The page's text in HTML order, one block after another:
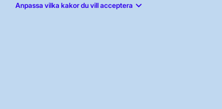
Anpassa vilka kakor du vill acceptera keyboard_arrow_down